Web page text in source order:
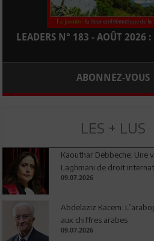
LEADERS N° 183 - AOÛT 2026
ABONNEZ-VOUS
LES + LUS
Kaouthar Debbeche: Une
Laghmani de droit
09.07.2026
Abdelaziz Kacem:
aux chiffres arabes
09.07.2026